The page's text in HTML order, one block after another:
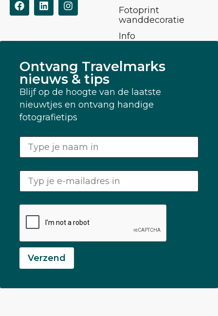
Fotoprint
wanddecoratie
Info
Ontvang Travelmarks
nieuws & tips
Blijf op de hoogte van de laatste
nieuwtjes en ontvang handige
fotografietips
Verzend